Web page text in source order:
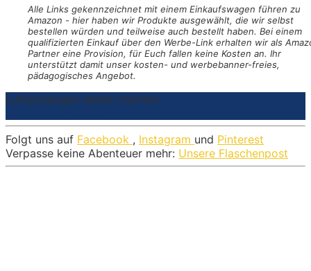
Alle Links gekennzeichnet mit einem Einkaufswagen führen zu
Amazon - hier haben wir Produkte ausgewählt, die wir selbst
bestellen würden und teilweise auch bestellt haben. Bei einem
qualifizierten Einkauf über den Werbe-Link erhalten wir als
Partner eine Provision, für Euch fallen keine Kosten an. Ihr
unterstützt damit unser kosten- und werbebanner-freies,
pädagogisches Angebot.
Luftschlangen selber machen
Folgt uns auf Facebook , Instagram und Pinterest
Verpasse keine Abenteuer mehr: Unsere Flaschenpost